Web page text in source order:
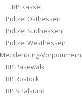
BP Kassel
Polizei Osthessen
Polizei Südhessen
Polizei Westhessen
Mecklenburg-Vorpommern
BP Pasewalk
BP Rostock
BP Stralsund